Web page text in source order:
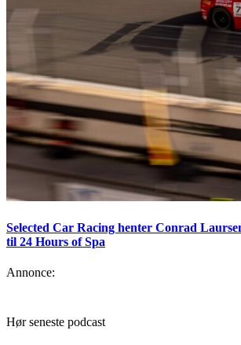
Selected Car Racing henter Conrad
til 24 Hours of Spa
Annonce:
Hør seneste podcast